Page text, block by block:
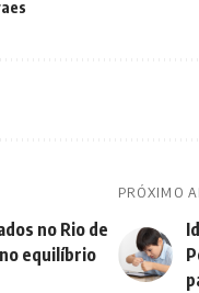
no Rio de
equilíbrio
PRÓXIMO